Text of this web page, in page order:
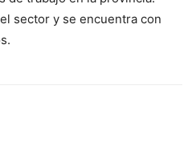
sector y se encuentra con